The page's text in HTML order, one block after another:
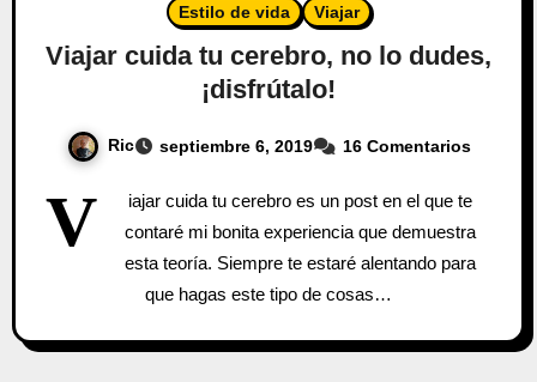
Estilo de vida Viajar
Viajar cuida tu cerebro, no lo dudes,
¡disfrútalo!
Ric septiembre 6, 2019 16 Comentarios
V
iajar cuida tu cerebro es un post en el que te
contaré mi bonita experiencia que demuestra
esta teoría. Siempre te estaré alentando para
que hagas este tipo de cosas…